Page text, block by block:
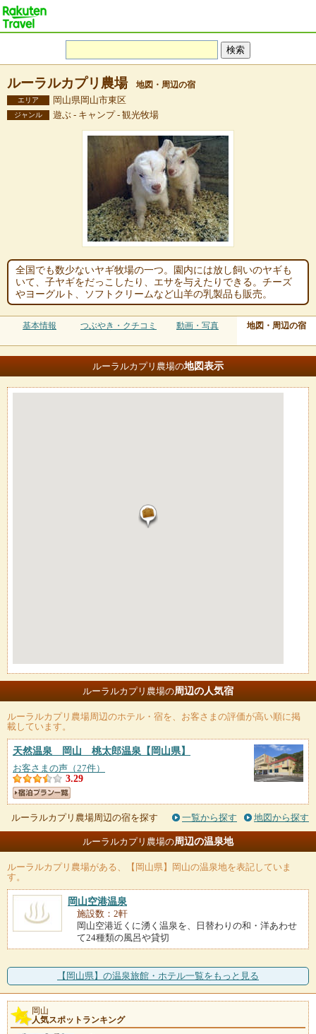
ルーラルカプリ農場 地図・周辺の宿
エリア 岡山県岡山市東区
ジャンル 遊ぶ - キャンプ - 観光牧場
全国でも数少ないヤギ牧場の一つ。園内には放し飼いのヤギも
いて、子ヤギをだっこしたり、エサを与えたりできる。チーズ
やヨーグルト、ソフトクリームなど山羊の乳製品も販売。
基本情報 つぶやき・クチコミ 動画・写真 地図・周辺の宿
ルーラルカプリ農場の地図表示
ルーラルカプリ農場の周辺の人気宿
ルーラルカプリ農場周辺のホテル・宿を、お客さまの評価が高い順に掲
載しています。
天然温泉 岡山 桃太郎温泉 【岡山県】
お客さまの声（27件）
3.29
ルーラルカプリ農場周辺の宿を探す 一覧から探す 地図から探す
ルーラルカプリ農場の周辺の温泉地
ルーラルカプリ農場がある、【岡山県】岡山の温泉地を表記していま
す。
岡山空港温泉
施設数：2軒
岡山空港近くに湧く温泉を、日替わりの和・洋あわせ
て24種類の風呂や貸切
【岡山県】の温泉旅館・ホテル一覧をもっと見る
岡山
人気スポットランキング